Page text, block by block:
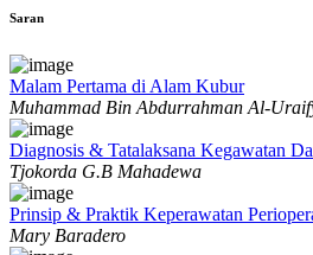
Saran
Malam Pertama di Alam Kubur
Muhammad Bin Abdurrahman Al-
Diagnosis & Tatalaksana Kegawatan
Tjokorda G.B Mahadewa
Prinsip & Praktik Keperawatan
Mary Baradero